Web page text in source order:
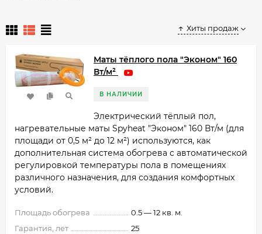
Хиты продаж
Маты тёплого пола "Эконом" 160
Вт/м²
В НАЛИЧИИ
​Электрический тёплый пол,
нагревательные маты Spyheat "Эконом" 160 Вт/м (для
площади от 0,5 м²​ до 12 м²) используются, как
дополнительная система обогрева с автоматической
регулировкой температуры пола в помещениях
различного назначения, для создания комфортных
условий.
Площадь обогрева
0.5 — 12 кв. м.
Гарантия, лет
25